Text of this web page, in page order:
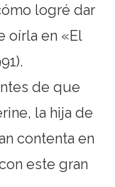
logré dar
oírla en «El
de que
la hija de
contenta en
este gran